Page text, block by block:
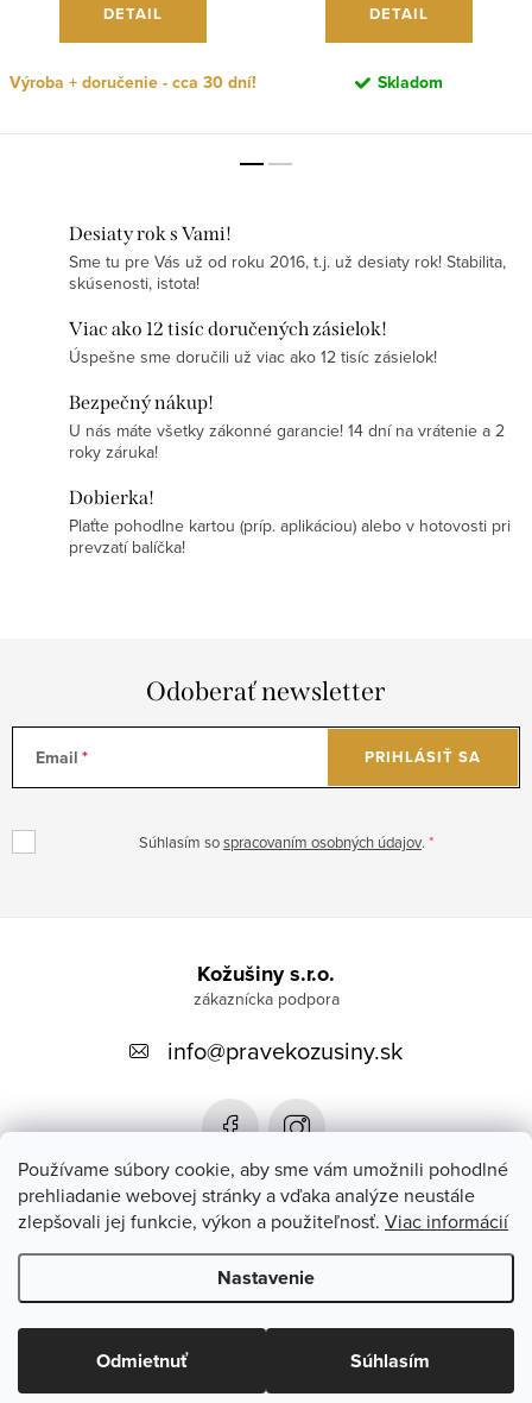
Používame súbory cookie, aby sme vám umožnili pohodlné
prehliadanie webovej stránky a vďaka analýze neustále
zlepšovali jej funkcie, výkon a použiteľnosť. Viac informácií
Nastavenie
Odmietnuť Súhlasím
DETAIL
Výroba + doručenie - cca 30 dní!
DETAIL
Skladom
Desiaty rok s Vami!
Sme tu pre Vás už od roku 2016, t.j. už desiaty rok! Stabilita,
skúsenosti, istota!
Viac ako 12 tisíc doručených zásielok!
Úspešne sme doručili už viac ako 12 tisíc zásielok!
Bezpečný nákup!
U nás máte všetky zákonné garancie! 14 dní na vrátenie a 2
roky záruka!
Dobierka!
Plaťte pohodlne kartou (príp. aplikáciou) alebo v hotovosti pri
prevzatí balíčka!
Odoberať newsletter
Email
Súhlasím sospracovaním osobných údajov.
PRIHLÁSIŤ SA
i
Kožušiny s.r.o.
info@pravekozusiny.sk
Zákaznícky servis
Copyright 2026#PRAVEKOZUSINY.SK#. Všetky práva vyhradené.
Upraviť nastavenie cookies